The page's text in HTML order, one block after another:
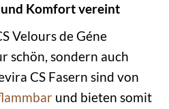
und Komfort vereint
Velours de Géne
schön, sondern auch
CS Fasern sind von
und bieten somit